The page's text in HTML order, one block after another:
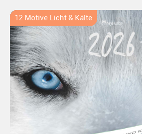
12 Motive Licht & Kälte